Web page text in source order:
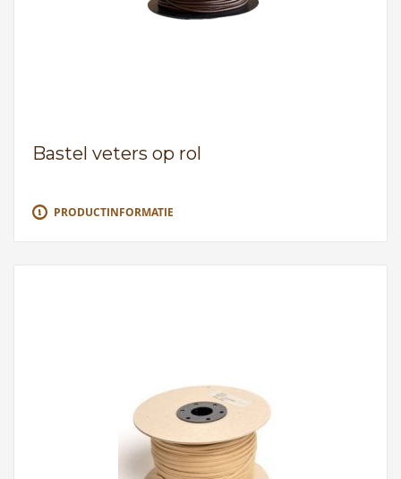
Bastel veters op rol
PRODUCTINFORMATIE